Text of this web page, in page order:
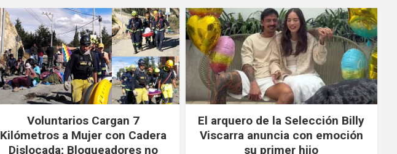
Voluntarios Cargan 7
Kilómetros a Mujer con Cadera
Dislocada; Bloqueadores no
El arquero de la Selección Billy
Viscarra anuncia con emoción
su primer hijo